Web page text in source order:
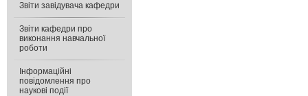
Звіти завідувача кафедри
Звіти кафедри про
виконання навчальної
роботи
Інформаційні
повідомлення про
наукові події